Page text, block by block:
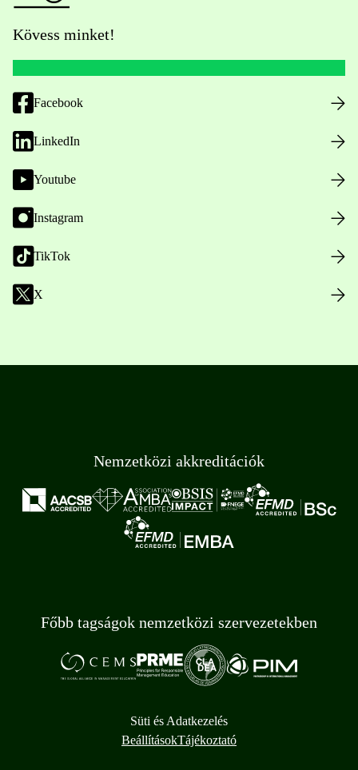
Kövess minket!
Facebook
LinkedIn
Youtube
Instagram
TikTok
X
Nemzetközi akkreditációk
Főbb tagságok nemzetközi szervezetekben
Süti és Adatkezelés
BeállításokTájékoztató